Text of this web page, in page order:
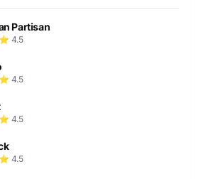
Partisan
4.5
4.5
4.5
4.5